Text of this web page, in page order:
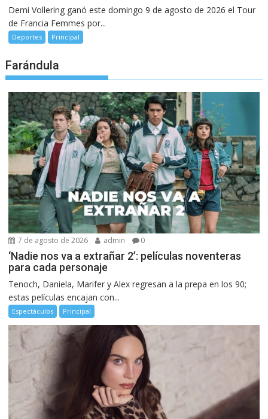
Demi Vollering ganó este domingo 9 de agosto de 2026 el Tour
de Francia Femmes por...
Deportes Principal
Farándula
7 de agosto de 2026 admin 0
‘Nadie nos va a extrañar 2’: películas noventeras
para cada personaje
Tenoch, Daniela, Marifer y Alex regresan a la prepa en los 90;
estas películas encajan con...
Espectáculos Principal